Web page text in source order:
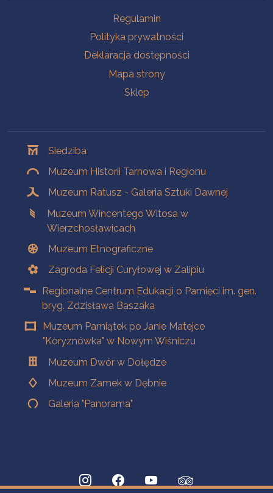
Regulamin
Polityka prywatności
Deklaracja dostępności
Mapa strony
Sklep
Siedziba
Muzeum Historii Tarnowa i Regionu
Muzeum Ratusz - Galeria Sztuki Dawnej
Muzeum Wincentego Witosa w
Wierzchosławicach
Muzeum Etnograficzne
Zagroda Felicji Curyłowej w Zalipiu
Regionalne Centrum Edukacji o Pamięci im. gen.
bryg. Zdzisława Baszaka
Muzeum Pamiątek po Janie Matejce
"Koryznówka" w Nowym Wiśniczu
Muzeum Dwór w Dołędze
Muzeum Zamek w Dębnie
Galeria "Panorama"